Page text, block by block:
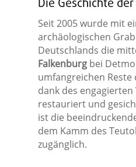
Die Geschichte
Seit 2005 wurde mit
archäologischen
Deutschlands die
Falkenburgbei
umfangreichen
dank des
restauriert und
ist die
dem Kamm des
zugänglich.